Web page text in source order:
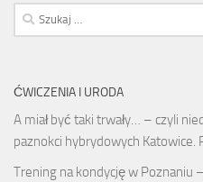
Szukaj:
ĆWICZENIA I URODA
A miał być taki trwały… – czyli
paznokci hybrydowych Katowice.
Trening na kondycję w Poznaniu